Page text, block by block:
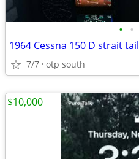
• •
1964 Cessna 150 D strait tail
7/7 otp south
$10,000